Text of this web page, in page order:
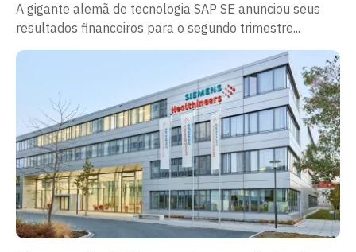
A gigante alemã de tecnologia SAP SE anunciou seus
resultados financeiros para o segundo trimestre...